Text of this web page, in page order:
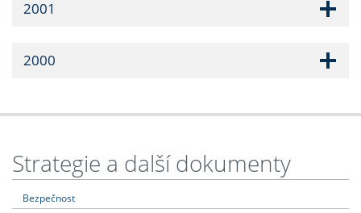
2001
2000
Strategie a další dokumenty
Bezpečnost